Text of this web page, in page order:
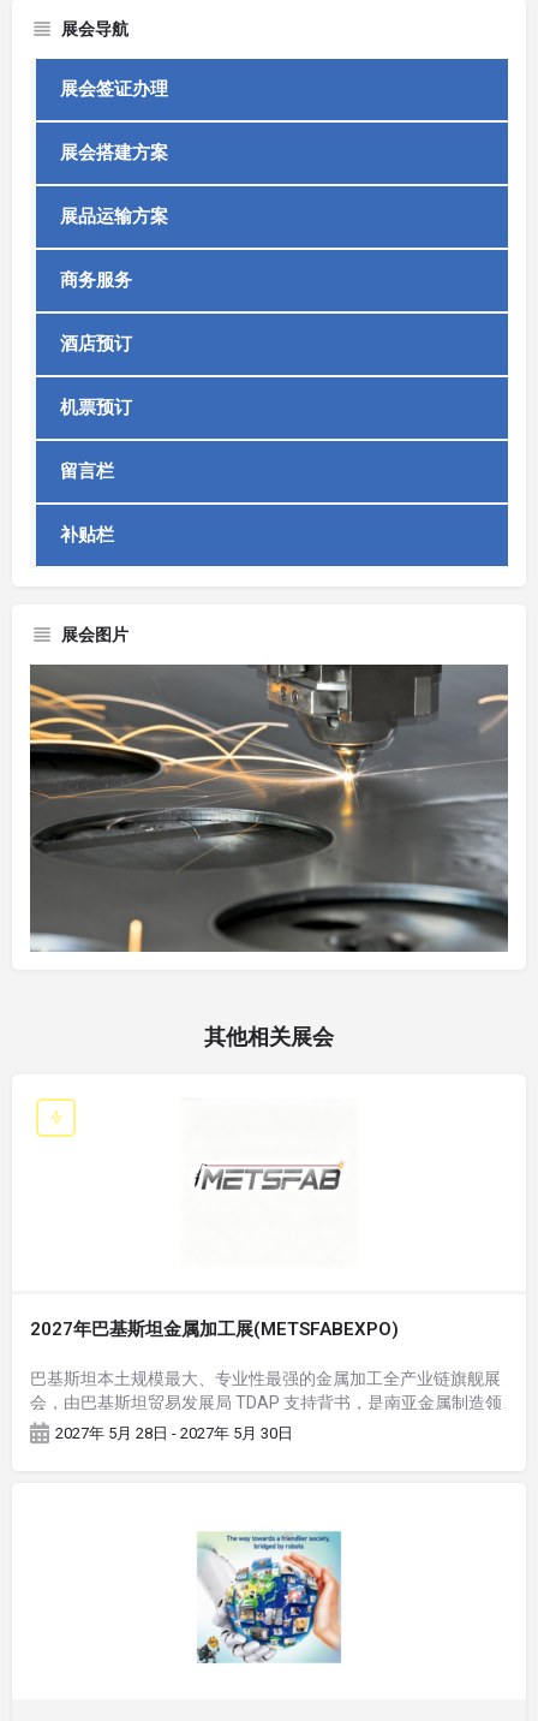
展会导航
展会签证办理
展会搭建方案
展品运输方案
商务服务
酒店预订
机票预订
留言栏
补贴栏
展会图片
其他相关展会
2027年巴基斯坦金属加工展(METSFABEXPO)
巴基斯坦本土规模最大、专业性最强的金属加工全产业链旗舰展
会，由巴基斯坦贸易发展局 TDAP 支持背书，是南亚金属制造领
域标杆 B2B 商贸对接平台，也是中巴经济走廊（CPEC）工业装
2027年 5月 28日 - 2027年 5月 30日